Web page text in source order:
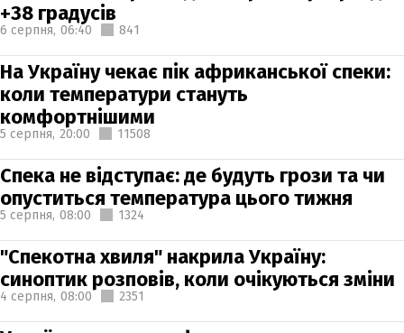
+38 градусів
6 серпня, 06:40 841
На Україну чекає пік африканської спеки:
коли температури стануть
комфортнішими
5 серпня, 20:00 11508
Спека не відступає: де будуть грози та чи
опуститься температура цього тижня
5 серпня, 08:00 1324
"Спекотна хвиля" накрила Україну:
синоптик розповів, коли очікуються зміни
4 серпня, 08:00 2351